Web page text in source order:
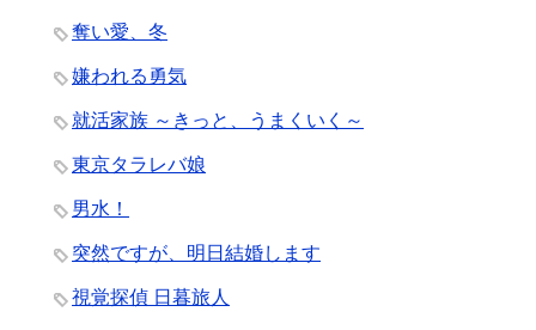
奪い愛、冬
嫌われる勇気
就活家族 ～きっと、うまくいく～
東京タラレバ娘
男水！
突然ですが、明日結婚します
視覚探偵 日暮旅人